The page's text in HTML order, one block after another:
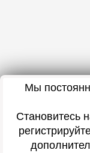
Мы
Становитесь